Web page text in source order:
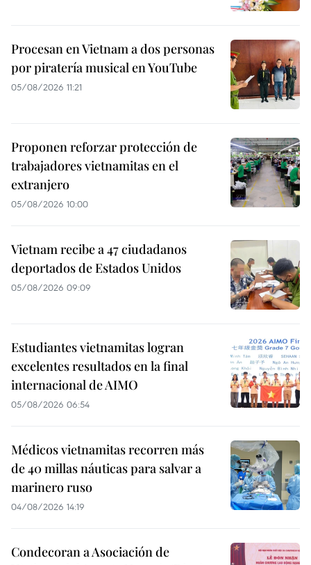
Procesan en Vietnam a dos personas
por piratería musical en YouTube
05/08/2026 11:21
Proponen reforzar protección de
trabajadores vietnamitas en el
extranjero
05/08/2026 10:00
Vietnam recibe a 47 ciudadanos
deportados de Estados Unidos
05/08/2026 09:09
Estudiantes vietnamitas logran
excelentes resultados en la final
internacional de AIMO
05/08/2026 06:54
Médicos vietnamitas recorren más
de 40 millas náuticas para salvar a
marinero ruso
04/08/2026 14:19
Condecoran a Asociación de